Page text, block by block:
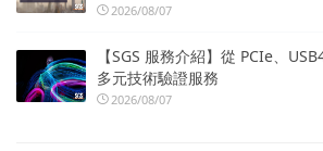
2026/08/07
【SGS 服務介紹】從 PCIe、
多元技術驗證服務
2026/08/07